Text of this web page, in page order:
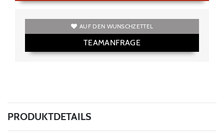
AUF DEN WUNSCHZETTEL
TEAMANFRAGE
PRODUKTDETAILS